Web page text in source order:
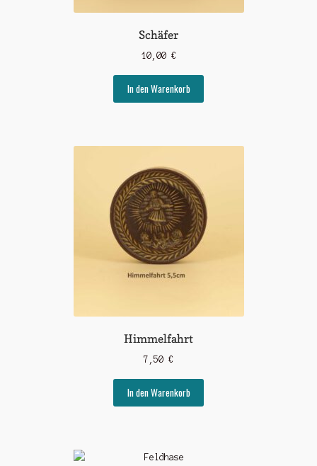
Schäfer
10,00 €
In den Warenkorb
Himmelfahrt
7,50 €
In den Warenkorb